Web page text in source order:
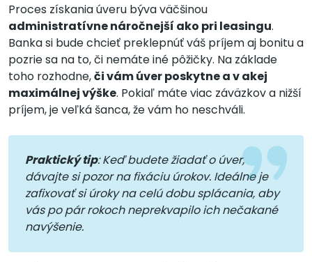
Proces získania úveru býva väčšinou
administratívne náročnejší ako pri leasingu.
Banka si bude chcieť preklepnúť váš príjem aj bonitu a
pozrie sa na to, či nemáte iné pôžičky. Na základe
toho rozhodne,či vám úver poskytne a v akej
maximálnej výške. Pokiaľ máte viac záväzkov a nižší
príjem, je veľká šanca, že vám ho neschváli.
Praktický tip: Keď budete žiadať o úver,
dávajte si pozor na fixáciu úrokov. Ideálne je
zafixovať si úroky na celú dobu splácania, aby
vás po pár rokoch neprekvapilo ich nečakané
navýšenie.